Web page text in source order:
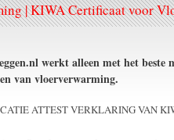
| KIWA Certificaat voor
werkt alleen met het beste
van vloerverwarming.
ATTEST VERKLARING VAN